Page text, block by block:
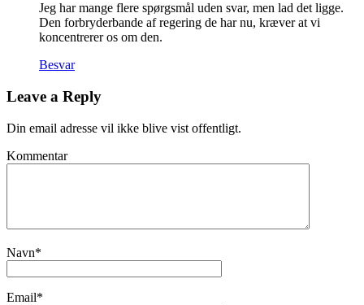
Jeg har mange flere spørgsmål uden svar, men lad det ligge.
Den forbryderbande af regering de har nu, kræver at vi
koncentrerer os om den.
Besvar
Leave a Reply
Din email adresse vil ikke blive vist offentligt.
Kommentar
Navn*
Email*